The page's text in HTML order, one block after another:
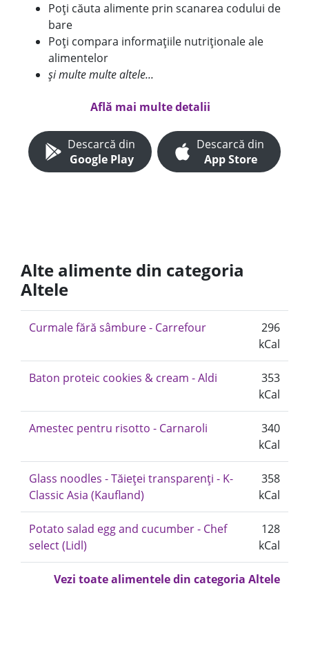
Poți căuta alimente prin scanarea codului de
bare
Poți compara informațiile nutriționale ale
alimentelor
și multe multe altele...
Află mai multe detalii
Descarcă din
Google Play
Descarcă din
App Store
Alte alimente din categoria
Altele
Curmale fără sâmbure - Carrefour
296
kCal
Baton proteic cookies & cream - Aldi
353
kCal
Amestec pentru risotto - Carnaroli
340
kCal
Glass noodles - Tăieței transparenți - K-
Classic Asia (Kaufland)
358
kCal
Potato salad egg and cucumber - Chef
select (Lidl)
128
kCal
Vezi toate alimentele din categoria Altele